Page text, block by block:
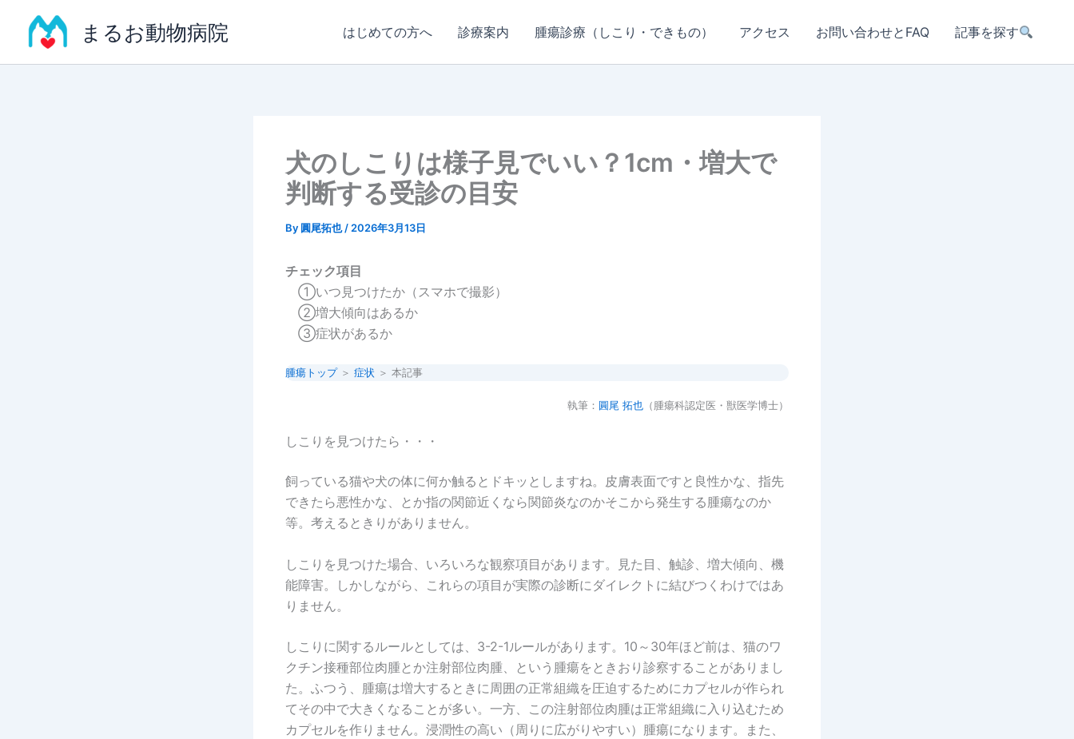
まるお動物病院 はじめての方へ 診療案内 腫瘍診療（しこり・できもの） アクセス お問い合わせとFAQ 記事を探す
犬のしこりは様子見でいい？1cm・増大で
判断する受診の目安
By 圓尾拓也/ 2026年3月13日
チェック項目
①いつ見つけたか（スマホで撮影）
②増大傾向はあるか
③症状があるか
腫瘍トップ ＞ 症状 ＞ 本記事
執筆： 圓尾 拓也 （腫瘍科認定医・獣医学博士）
しこりを見つけたら・・・
飼っている猫や犬の体に何か触るとドキッとしますね。皮膚表面ですと良性かな、指先
できたら悪性かな、とか指の関節近くなら関節炎なのかそこから発生する腫瘍なのか
等。考えるときりがありません。
しこりを見つけた場合、いろいろな観察項目があります。見た目、触診、増大傾向、機
能障害。しかしながら、これらの項目が実際の診断にダイレクトに結びつくわけではあ
りません。
しこりに関するルールとしては、3-2-1ルールがあります。10～30年ほど前は、猫のワ
クチン接種部位肉腫とか注射部位肉腫、という腫瘍をときおり診察することがありまし
た。ふつう、腫瘍は増大するときに周囲の正常組織を圧迫するためにカプセルが作られ
てその中で大きくなることが多い。一方、この注射部位肉腫は正常組織に入り込むため
カプセルを作りません。浸潤性の高い（周りに広がりやすい）腫瘍になります。また、